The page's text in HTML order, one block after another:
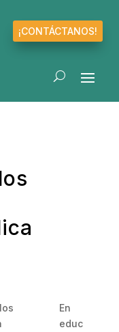
¡CONTÁCTANOS!
En
educ